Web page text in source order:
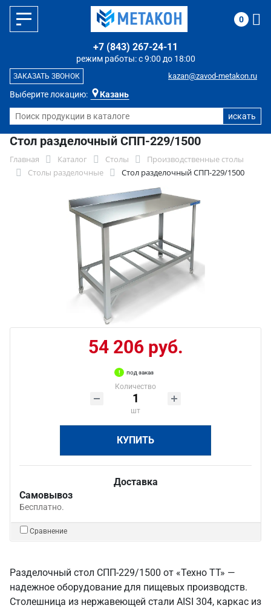
Выберите локацию: Казань
режим работы: с 9:00 до 18:00
+7 (843) 267-24-11
kazan@zavod-metakon.ru
ЗАКАЗАТЬ ЗВОНОК
0
Стол разделочный СПП-229/1500
Главная Каталог Столы
Производственные столы
Столы разделочные
Стол разделочный СПП-229/1500
54 206 руб.
под заказ
Количество
шт
КУПИТЬ
Доставка
Самовывоз
Бесплатно.
Сравнение
Разделочный стол СПП-229/1500 от «Техно ТТ» —
надежное оборудование для пищевых производств.
Столешница из нержавеющей стали AISI 304, каркас из